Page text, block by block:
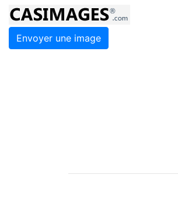
Envoyer une image